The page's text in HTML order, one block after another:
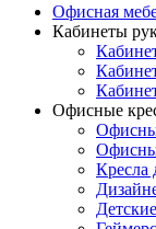
Офисная
Кабинеты
Офисные
Кресла